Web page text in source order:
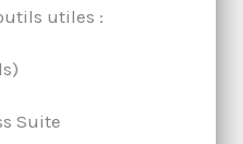
utiles :
Suite